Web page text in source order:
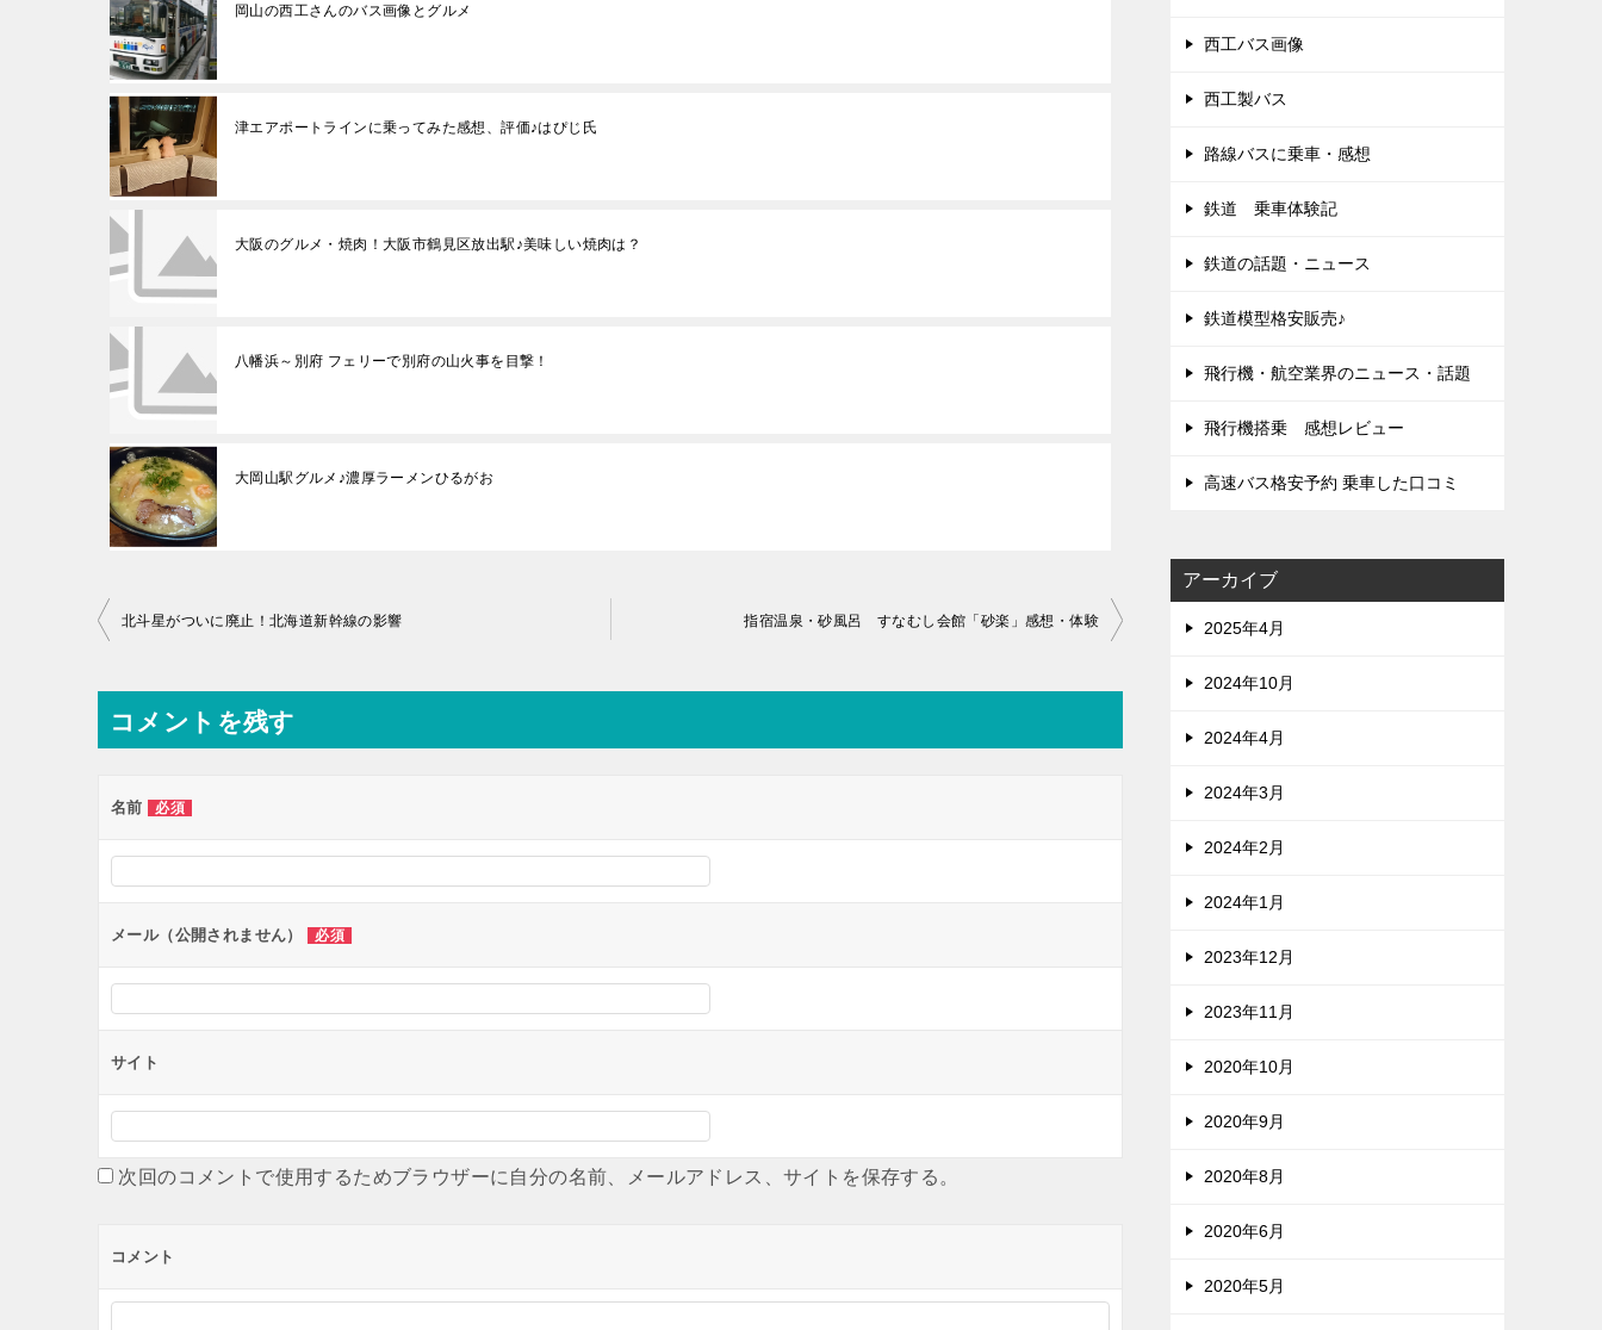
岡山の西工さんのバス画像とグルメ
津エアポートラインに乗ってみた感想、評価♪はぴじ氏
大阪のグルメ・焼肉！大阪市鶴見区放出駅♪美味しい焼肉は？
八幡浜～別府 フェリーで別府の山火事を目撃！
大岡山駅グルメ♪濃厚ラーメンひるがお
投
ナ
ビ
ー
ョ
ン
北斗星がついに廃止！北海道新幹線の影響 指宿温泉・砂風呂 すなむし会館「砂楽」感想・体験
コメントを残す
名前 必須
メール（公開されません） 必須
サイト
次回のコメントで使用するためブラウザーに自分の名前、メールアドレス、サイトを保存する。
コメント
西工バス画像
西工製バス
路線バスに乗車・感想
鉄道 乗車体験記
鉄道の話題・ニュース
鉄道模型格安販売♪
飛行機・航空業界のニュース・話題
飛行機搭乗 感想レビュー
高速バス格安予約 乗車した口コミ
アーカイブ
2025年4月
2024年10月
2024年4月
2024年3月
2024年2月
2024年1月
2023年12月
2023年11月
2020年10月
2020年9月
2020年8月
2020年6月
2020年5月